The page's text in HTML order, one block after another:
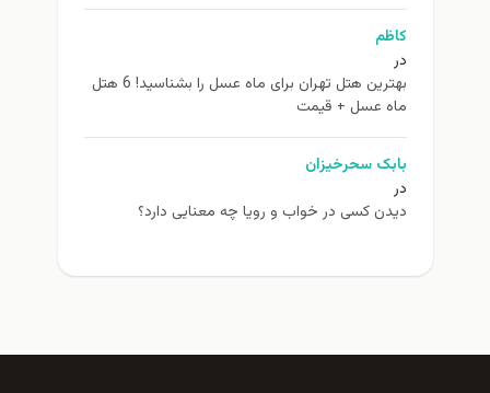
کاظم
در
بهترین هتل تهران برای ماه عسل را بشناسید! 6 هتل
ماه عسل + قیمت
بابک سحرخیزان
در
دیدن کسی در خواب و رویا چه معنایی دارد؟